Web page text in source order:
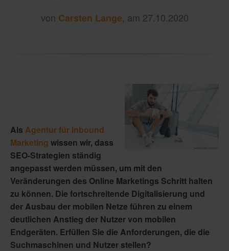
von Carsten Lange, am 27.10.2020
Als Agentur für Inbound
Marketing wissen wir, dass
SEO-Strategien ständig
angepasst werden müssen, um mit den
Veränderungen des Online Marketings Schritt halten
zu können. Die fortschreitende Digitalisierung und
der Ausbau der mobilen Netze führen zu einem
deutlichen Anstieg der Nutzer von mobilen
Endgeräten. Erfüllen Sie die Anforderungen, die die
Suchmaschinen und Nutzer stellen?